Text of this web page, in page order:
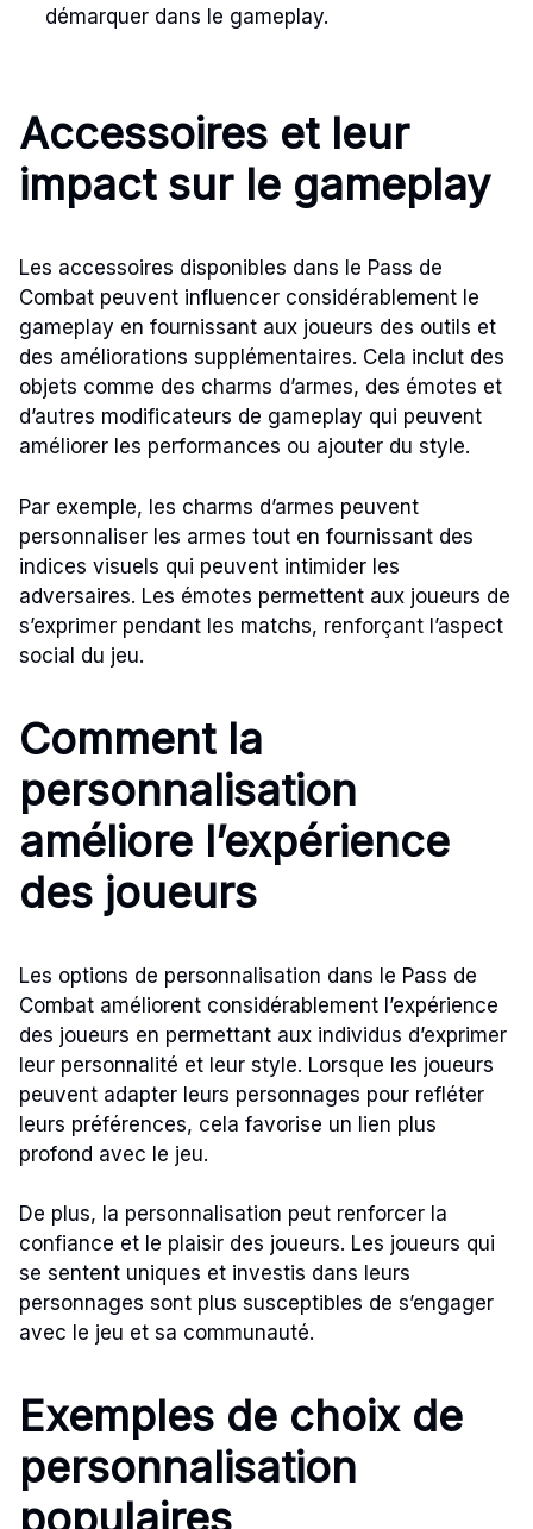
démarquer dans le gameplay.
Accessoires et leur
impact sur le gameplay
Les accessoires disponibles dans le Pass de
Combat peuvent influencer considérablement le
gameplay en fournissant aux joueurs des outils et
des améliorations supplémentaires. Cela inclut des
objets comme des charms d’armes, des émotes et
d’autres modificateurs de gameplay qui peuvent
améliorer les performances ou ajouter du style.
Par exemple, les charms d’armes peuvent
personnaliser les armes tout en fournissant des
indices visuels qui peuvent intimider les
adversaires. Les émotes permettent aux joueurs de
s’exprimer pendant les matchs, renforçant l’aspect
social du jeu.
Comment la
personnalisation
améliore l’expérience
des joueurs
Les options de personnalisation dans le Pass de
Combat améliorent considérablement l’expérience
des joueurs en permettant aux individus d’exprimer
leur personnalité et leur style. Lorsque les joueurs
peuvent adapter leurs personnages pour refléter
leurs préférences, cela favorise un lien plus
profond avec le jeu.
De plus, la personnalisation peut renforcer la
confiance et le plaisir des joueurs. Les joueurs qui
se sentent uniques et investis dans leurs
personnages sont plus susceptibles de s’engager
avec le jeu et sa communauté.
Exemples de choix de
personnalisation